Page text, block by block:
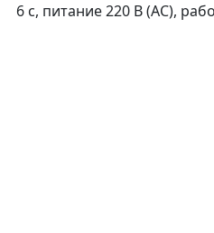
6 с, питание 220 В (AC),